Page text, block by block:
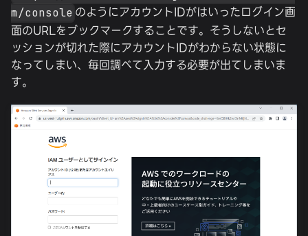
m/console のようにアカウントIDがはいったログイン画
面のURLをブックマークすることです。そうしないとセ
ッションが切れた際にアカウントIDがわからない状態に
なってしまい、毎回調べて入力する必要が出てしまいま
す。